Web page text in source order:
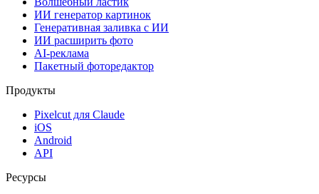
ИИ генератор картинок
Генеративная заливка с ИИ
ИИ расширить фото
AI-реклама
Пакетный фоторедактор
Продукты
Pixelcut для Claude
iOS
Android
API
Ресурсы